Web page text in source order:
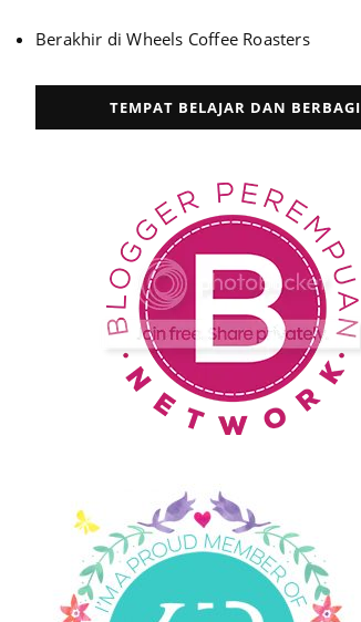
Berakhir di Wheels Coffee Roasters
TEMPAT BELAJAR DAN BERBAGI